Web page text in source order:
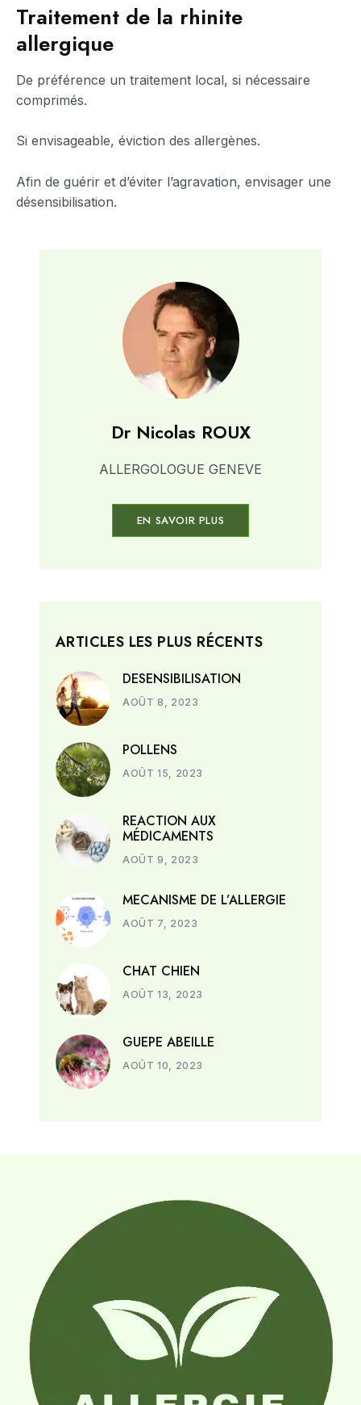
Traitement de la rhinite
allergique
De préférence un traitement local, si nécessaire
comprimés.
Si envisageable, éviction des allergènes.
Afin de guérir et d’éviter l’agravation, envisager une
désensibilisation.
Dr Nicolas ROUX
ALLERGOLOGUE GENEVE
EN SAVOIR PLUS
ARTICLES LES PLUS RÉCENTS
DESENSIBILISATION
AOÛT 8, 2023
POLLENS
AOÛT 15, 2023
REACTION AUX
MÉDICAMENTS
AOÛT 9, 2023
MECANISME DE L’ALLERGIE
AOÛT 7, 2023
CHAT CHIEN
AOÛT 13, 2023
GUEPE ABEILLE
AOÛT 10, 2023